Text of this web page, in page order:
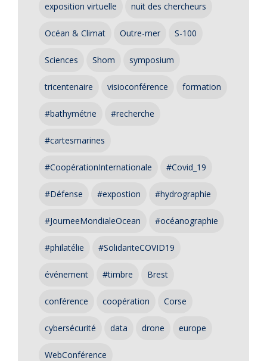
exposition virtuelle nuit des chercheurs
Océan & Climat Outre-mer S-100
Sciences Shom symposium
tricentenaire visioconférence formation
#bathymétrie #recherche
#cartesmarines
#CoopérationInternationale #Covid_19
#Défense #expostion #hydrographie
#JourneeMondialeOcean #océanographie
#philatélie #SolidariteCOVID19
événement #timbre Brest
conférence coopération Corse
cybersécurité data drone europe
WebConférence